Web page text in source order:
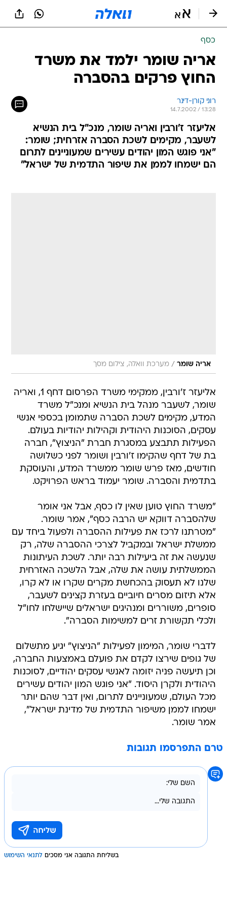
כסף
אריה שומר ילמד את משרד
החוץ פרקים בהסברה
רוני קורן-דינר
14.7.2002 / 13:28
אליעזר ז'ורבין ואריה שומר, מנכ"ל בית הנשיא
לשעבר, מקימים לשכת הסברה אזרחית; שומר:
"אני פוגש המון יהודים עשירים שמעוניינים לתרום
הם ישמחו לממן את שיפור התדמית של ישראל"
אריה שומר / מערכת וואלה, צילום מסך
אליעזר ז'ורבין, ממקימי משרד הפרסום דחף 1, ואריה
שומר, לשעבר מנהל בית הנשיא ומנכ"ל משרד
המדע, מקימים לשכת הסברה שתמומן בכספי אנשי
עסקים, הסוכנות היהודית וקהילות יהודיות בעולם.
הפעילות תתבצע במסגרת חברת "הניצוץ", חברה
בת של דחף שהקימו ז'ורבין ושומר לפני כשלושה
חודשים, מאז פרש שומר ממשרד המדע, והעוסקת
בתדמית והסברה. שומר יעמוד בראש הפרויקט.
"משרד החוץ טוען שאין לו כסף, אבל אני אומר
שלהסברה דווקא יש הרבה כסף", אמר שומר.
"מטרתנו לרכז את פעילות ההסברה ולפעול ביחד עם
ממשלת ישראל ובמקביל לצרכי ההסברה שלה, רק
שנעשה את זה ביעילות רבה יותר. לשכת העיתונות
הממשלתית עושה את שלה, אבל הלשכה האזרחית
שלנו לא תעסוק בהכחשת מקרים שקרו או לא קרו,
אלא תיזום מסרים חיוביים בעזרת קצינים לשעבר,
סופרים, משוררים ומנהיגים ישראלים שיישלחו לחו"ל
ולכלי תקשורת זרים למשימות הסברה".
לדברי שומר, המימון לפעילות "הניצוץ" יגיע מתשלום
של גופים שירצו לקדם את פועלם באמצעות החברה,
וכן תיעשה פניה יזומה לאנשי עסקים יהודיים, לסוכנות
היהודית ולקרן היסוד. "אני פוגש המון יהודים עשירים
מכל העולם, שמעוניינים לתרום, ואין דבר שהם יותר
ישמחו לממן משיפור התדמית של מדינת ישראל",
אמר שומר.
טרם התפרסמו תגובות
בשליחת התגובה אני מסכים לתנאי השימוש